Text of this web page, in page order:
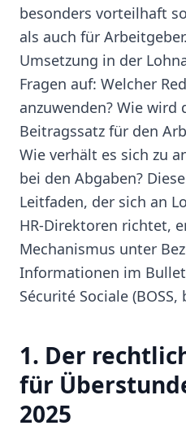
besonders vorteilhaft
als auch für
Umsetzung in der
Fragen auf: Welcher
anzuwenden? Wie wird
Beitragssatz für den
Wie verhält es sich zu
bei den Abgaben?
Leitfaden, der sich an
HR-Direktoren richtet,
Mechanismus unter
Informationen im
Sécurité Sociale (BOSS,
1. Der
für
2025